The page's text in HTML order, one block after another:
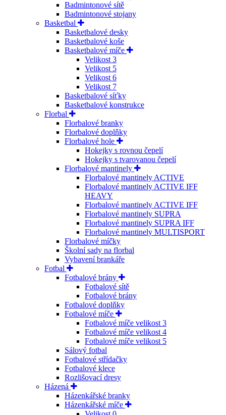
Badmintonové sítě
Badmintonové stojany
Basketbal
Basketbalové desky
Basketbalové koše
Basketbalové míče
Velikost 3
Velikost 5
Velikost 6
Velikost 7
Basketbalové síťky
Basketbalové konstrukce
Florbal
Florbalové branky
Florbalové doplňky
Florbalové hole
Hokejky s rovnou čepelí
Hokejky s tvarovanou čepelí
Florbalové mantinely
Florbalové mantinely ACTIVE
Florbalové mantinely ACTIVE IFF
HEAVY
Florbalové mantinely ACTIVE IFF
Florbalové mantinely SUPRA
Florbalové mantinely SUPRA IFF
Florbalové mantinely MULTISPORT
Florbalové míčky
Školní sady na florbal
Vybavení brankáře
Fotbal
Fotbalové brány
Fotbalové sítě
Fotbalové brány
Fotbalové doplňky
Fotbalové míče
Fotbalové míče velikost 3
Fotbalové míče velikost 4
Fotbalové míče velikost 5
Sálový fotbal
Fotbalové střídačky
Fotbalové klece
Rozlišovací dresy
Házená
Házenkářské branky
Házenkářské míče